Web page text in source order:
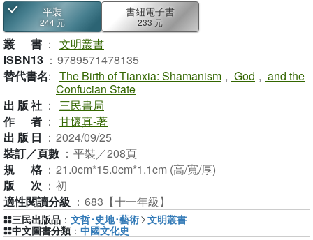
平裝
244 元
書紐電子書
233 元
叢書 ： 文明叢書
ISBN13 ： 9789571478135
替代書名： The Birth of Tianxia: Shamanism , God , and the
Confucian State
出版社 ： 三民書局
作者 ： 甘懷真-著
出版日 ： 2024/09/25
裝訂／頁數 ： 平裝／208頁
規格 ： 21.0cm*15.0cm*1.1cm (高/寬/厚)
版次 ： 初
適性閱讀分級 ： 683【十一年級】
三民出版品 ： 文哲･史地･藝術 文明叢書
中文圖書分類 ： 中國文化史